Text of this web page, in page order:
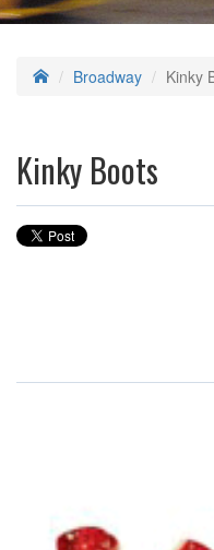
Broadway Kinky
Kinky Boots